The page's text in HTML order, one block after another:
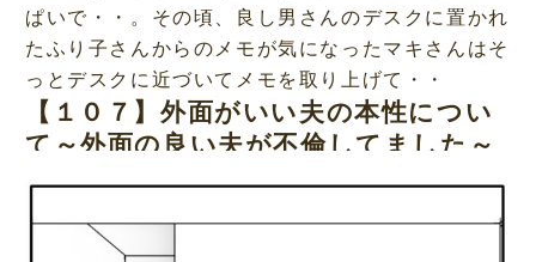
ぱいで・・。その頃、良し男さんのデスクに置かれ
たふり子さんからのメモが気になったマキさんはそ
っとデスクに近づいてメモを取り上げて・・
【１０７】外面がいい夫の本性につい
て～外面の良い夫が不倫してました～